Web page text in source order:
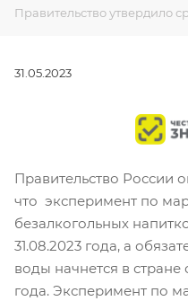
Правительство утвердило
31.05.2023
Правительство России
что эксперимент по
безалкогольных
31.08.2023 года, а
воды начнется в стране
года. Эксперимент по